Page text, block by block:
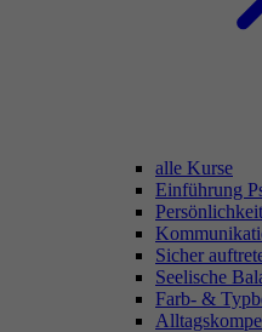
alle Kurse
Einführung
Sicher
Seelische
Farb- &